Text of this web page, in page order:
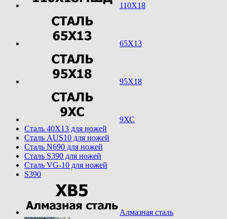
110Х18
65Х13
95Х18
9ХС
Cталь 40Х13 для ножей
Cталь AUS10 для ножей
Cталь N690 для ножей
Cталь S390 для ножей
Cталь VG-10 для ножей
S390
Алмазная сталь